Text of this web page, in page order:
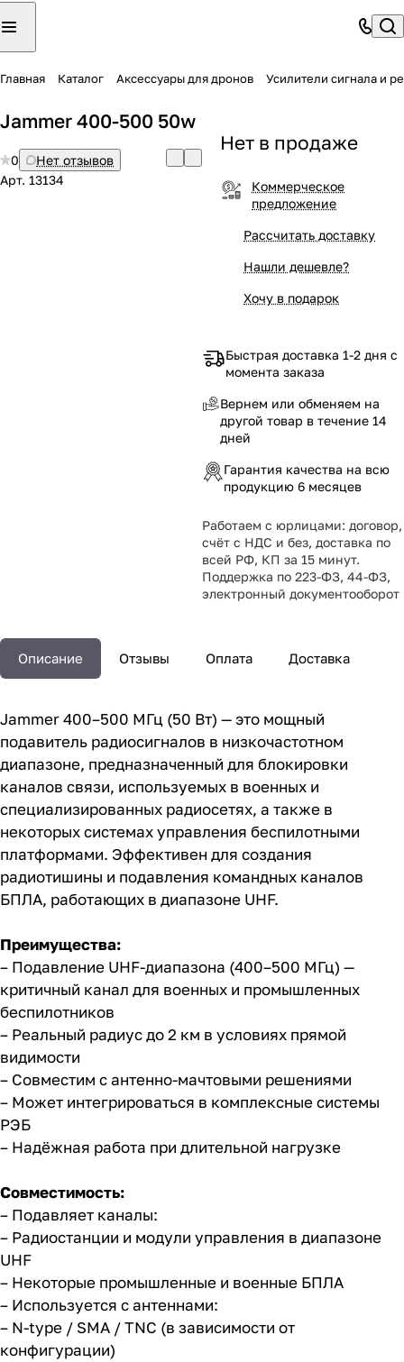
Главная Каталог Аксессуары для дронов Усилители сигнала и
Jammer 400-500 50w
0
Нет отзывов
Арт. 13134
Нет в продаже
Коммерческое
предложение
Рассчитать доставку
Нашли дешевле?
Хочу в подарок
Быстрая доставка 1-2 дня с
момента заказа
Вернем или обменяем на
другой товар в течение 14
дней
Гарантия качества на всю
продукцию 6 месяцев
Работаем с юрлицами: договор,
счёт с НДС и без, доставка по
всей РФ, КП за 15 минут.
Поддержка по 223-ФЗ, 44-ФЗ,
электронный документооборот
Описание Отзывы Оплата Доставка
Jammer 400–500 МГц (50 Вт) — это мощный
подавитель радиосигналов в низкочастотном
диапазоне, предназначенный для блокировки
каналов связи, используемых в военных и
специализированных радиосетях, а также в
некоторых системах управления беспилотными
платформами. Эффективен для создания
радиотишины и подавления командных каналов
БПЛА, работающих в диапазоне UHF.
Преимущества:
– Подавление UHF-диапазона (400–500 МГц) —
критичный канал для военных и промышленных
беспилотников
– Реальный радиус до 2 км в условиях прямой
видимости
– Совместим с антенно-мачтовыми решениями
– Может интегрироваться в комплексные системы
РЭБ
– Надёжная работа при длительной нагрузке
Совместимость:
– Подавляет каналы:
– Радиостанции и модули управления в диапазоне
UHF
– Некоторые промышленные и военные БПЛА
– Используется с антеннами:
– N-type / SMA / TNC (в зависимости от
конфигурации)